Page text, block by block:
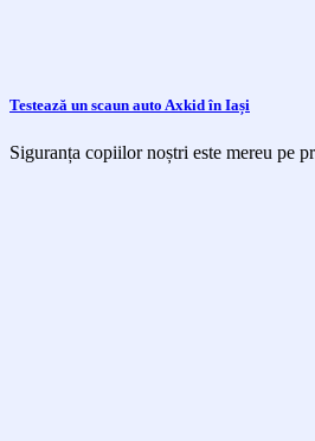
Testează un scaun auto Axkid în Iași
Siguranța copiilor noștri este mereu pe